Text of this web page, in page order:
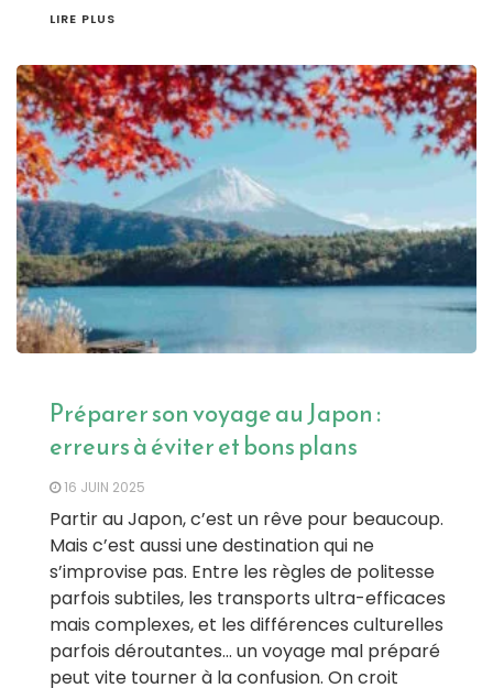
LIRE PLUS
Préparer son voyage au Japon :
erreurs à éviter et bons plans
16 JUIN 2025
Partir au Japon, c’est un rêve pour beaucoup.
Mais c’est aussi une destination qui ne
s’improvise pas. Entre les règles de politesse
parfois subtiles, les transports ultra-efficaces
mais complexes, et les différences culturelles
parfois déroutantes… un voyage mal préparé
peut vite tourner à la confusion. On croit